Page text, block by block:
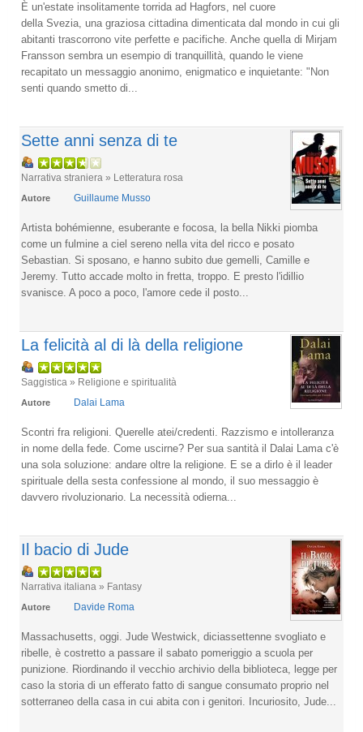
È un'estate insolitamente torrida ad Hagfors, nel cuore
della Svezia, una graziosa cittadina dimenticata dal mondo in cui gli
abitanti trascorrono vite perfette e pacifiche. Anche quella di Mirjam
Fransson sembra un esempio di tranquillità, quando le viene
recapitato un messaggio anonimo, enigmatico e inquietante: "Non
senti quando smetto di...
Sette anni senza di te
Narrativa straniera » Letteratura rosa
Autore Guillaume Musso
Artista bohémienne, esuberante e focosa, la bella Nikki piomba
come un fulmine a ciel sereno nella vita del ricco e posato
Sebastian. Si sposano, e hanno subito due gemelli, Camille e
Jeremy. Tutto accade molto in fretta, troppo. E presto l'idillio
svanisce. A poco a poco, l'amore cede il posto...
La felicità al di là della religione
Saggistica » Religione e spiritualità
Autore Dalai Lama
Scontri fra religioni. Querelle atei/credenti. Razzismo e intolleranza
in nome della fede. Come uscirne? Per sua santità il Dalai Lama c'è
una sola soluzione: andare oltre la religione. E se a dirlo è il leader
spirituale della sesta confessione al mondo, il suo messaggio è
davvero rivoluzionario. La necessità odierna...
Il bacio di Jude
Narrativa italiana » Fantasy
Autore Davide Roma
Massachusetts, oggi. Jude Westwick, diciassettenne svogliato e
ribelle, è costretto a passare il sabato pomeriggio a scuola per
punizione. Riordinando il vecchio archivio della biblioteca, legge per
caso la storia di un efferato fatto di sangue consumato proprio nel
sotterraneo della casa in cui abita con i genitori. Incuriosito, Jude...